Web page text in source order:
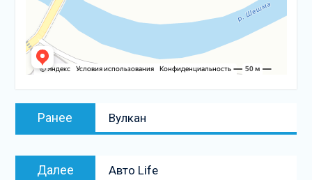
Навигация
Ранее
Предыдущая
запись:
Вулкан
Далее
Следующая
Авто Life